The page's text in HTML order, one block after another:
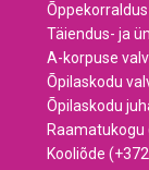
Täiendus- ja
A-korpuse
Õpilaskodu
Õpilaskodu
Raamatukogu
Kooliõde